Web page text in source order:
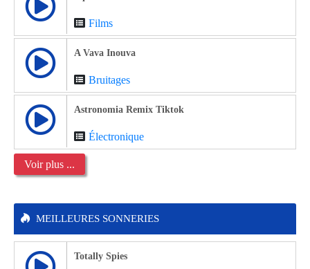
Films
A Vava Inouva
Bruitages
Astronomia Remix Tiktok
Électronique
Voir plus ...
MEILLEURES SONNERIES
Totally Spies